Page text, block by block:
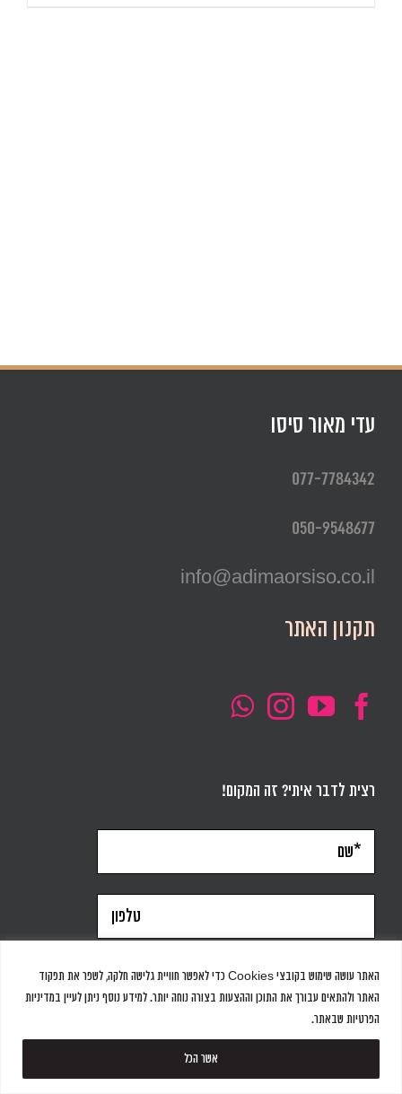
האתר עושה שימוש בקובצי Cookies כדי לאפשר חוויית גלישה חלקה, לשפר את תפקוד
האתר ולהתאים עבורך את התוכן וההצעות בצורה נוחה יותר. למידע נוסף ניתן לעיין במדיניות
הפרטיות שבאתר.
אשר הכל
עדי מאור סיסו
077-7784342
050-9548677
info@adimaorsiso.co.il
תקנון האתר
רצית לדבר איתי? זה המקום!